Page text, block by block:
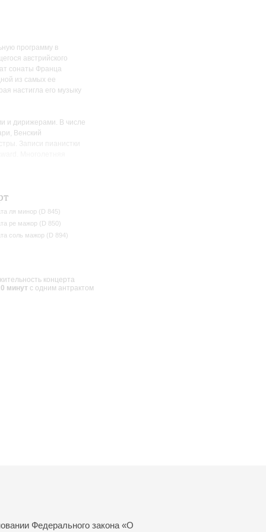
Федерального закона «О
программу в
австрийского
сонаты Франца
из самых ее
настигла его музыку
и дирижерами. В числе
Венский
Записи пианистки
ля минор (D 845)
ре мажор (D 850)
соль мажор (D 894)
концерта
минут с одним антрактом